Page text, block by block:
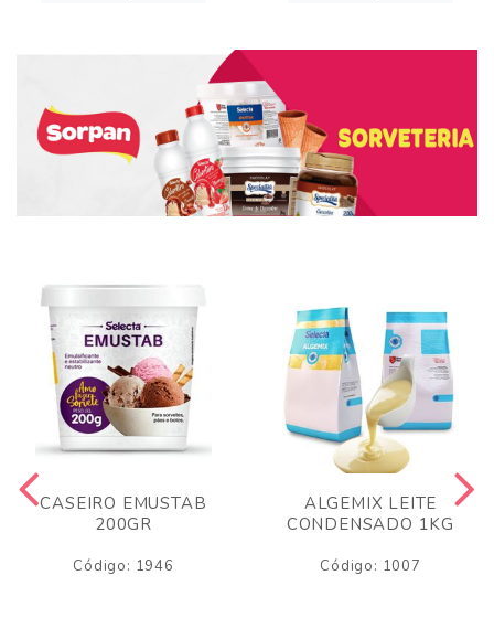
CASEIRO EMUSTAB
200GR
Código: 1946
ALGEMIX LEITE
CONDENSADO 1KG
Código: 1007